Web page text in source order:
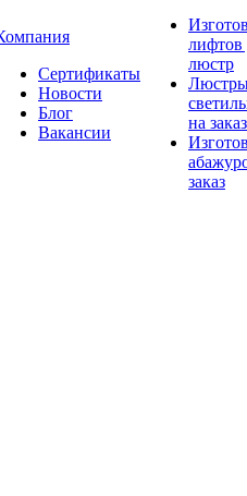
Сертификаты
Новости
Блог
Вакансии
лифтов
люстр
на заказ
заказ